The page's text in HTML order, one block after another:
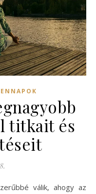
titkait és